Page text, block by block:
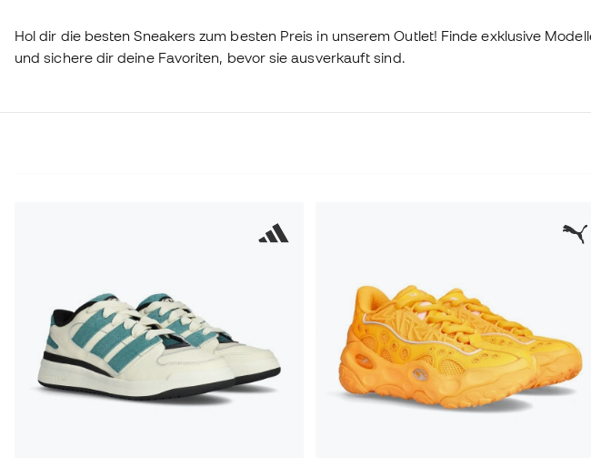
Hol dir die besten Sneakers zum besten Preis in unserem Outlet! Finde exklusive
und sichere dir deine Favoriten, bevor sie ausverkauft sind.